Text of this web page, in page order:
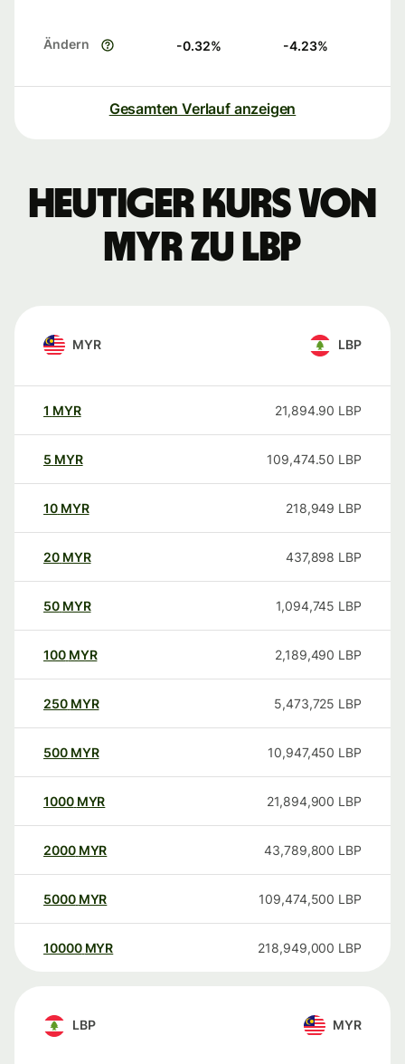
Ändern -0.32% -4.23%
Gesamten Verlauf anzeigen
Heutiger Kurs von
MYR zu LBP
MYR LBP
1 MYR 21,894.90 LBP
5 MYR 109,474.50 LBP
10 MYR 218,949 LBP
20 MYR 437,898 LBP
50 MYR 1,094,745 LBP
100 MYR 2,189,490 LBP
250 MYR 5,473,725 LBP
500 MYR 10,947,450 LBP
1000 MYR 21,894,900 LBP
2000 MYR 43,789,800 LBP
5000 MYR 109,474,500 LBP
10000 MYR 218,949,000 LBP
LBP MYR